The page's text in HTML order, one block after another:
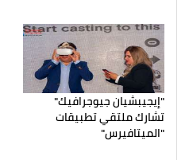
"إيجيبشيان جيوجرافيك"
تشارك ملتقي تطبيقات
"الميتافيرس"